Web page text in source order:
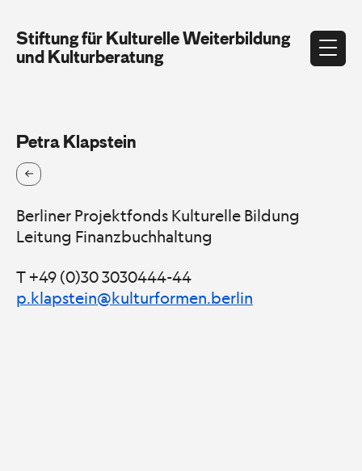
Stiftung für Kulturelle Weiterbildung
und Kulturberatung
Petra Klapstein
Berliner Projektfonds Kulturelle Bildung
Leitung Finanzbuchhaltung
T +49 (0)30 3030444-44
p.klapstein@kulturformen.berlin